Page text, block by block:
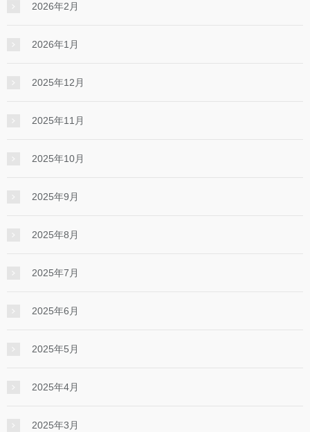
2026年2月
2026年1月
2025年12月
2025年11月
2025年10月
2025年9月
2025年8月
2025年7月
2025年6月
2025年5月
2025年4月
2025年3月